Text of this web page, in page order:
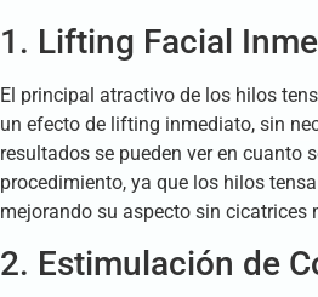
1. Lifting Facial
El principal atractivo de los hilos
un efecto de lifting inmediato, sin
resultados se pueden ver en cuanto
procedimiento, ya que los hilos
mejorando su aspecto sin cicatrices
2. Estimulación de